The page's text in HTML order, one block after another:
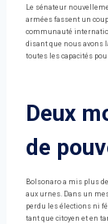
Le sénateur
armées fassent un
communauté
disant que nous avons
toutes les capacités
Deux
de
Bolsonaro a mis plus
aux urnes. Dans un
perdu les élections ni
tant que citoyen et en